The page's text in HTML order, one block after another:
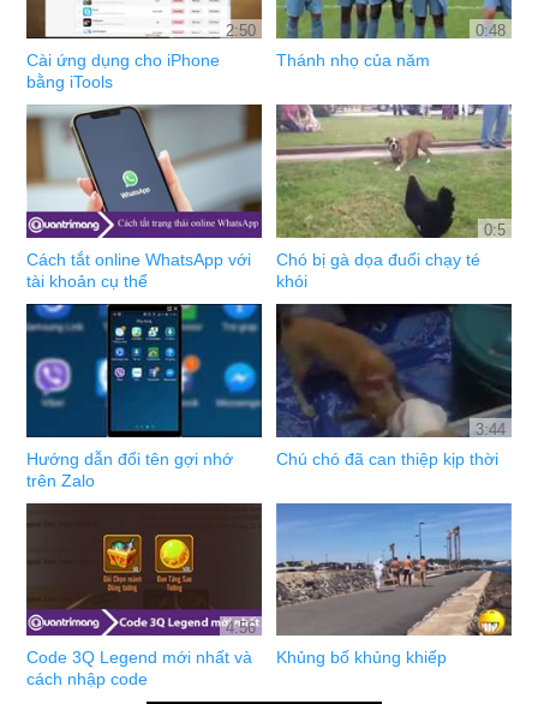
2:50
Cài ứng dụng cho iPhone
bằng iTools
0:48
Thánh nhọ của năm
Cách tắt online WhatsApp với
tài khoản cụ thể
0:5
Chó bị gà dọa đuổi chạy té
khói
Hướng dẫn đổi tên gợi nhớ
trên Zalo
3:44
Chú chó đã can thiệp kịp thời
4:56
Code 3Q Legend mới nhất và
cách nhập code
Khủng bố khủng khiếp